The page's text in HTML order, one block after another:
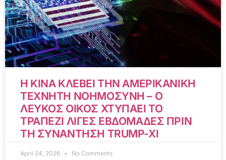
Η ΚΙΝΑ ΚΛΕΒΕΙ ΤΗΝ ΑΜΕΡΙΚΑΝΙΚΗ
ΤΕΧΝΗΤΗ ΝΟΗΜΟΣΥΝΗ – Ο
ΛΕΥΚΟΣ ΟΙΚΟΣ ΧΤΥΠΑΕΙ ΤΟ
ΤΡΑΠΕΖΙ ΛΙΓΕΣ ΕΒΔΟΜΑΔΕΣ ΠΡΙΝ
ΤΗ ΣΥΝΑΝΤΗΣΗ TRUMP-XI
April 24, 2026 No Comments